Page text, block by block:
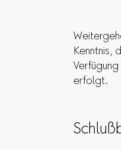
Kenntnis,
erfolgt.